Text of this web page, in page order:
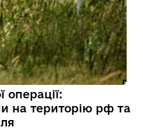
операції:
на територію рф та